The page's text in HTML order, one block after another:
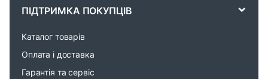
ПІДТРИМКА ПОКУПЦІВ
Каталог товарів
Оплата і доставка
Гарантія та сервіс